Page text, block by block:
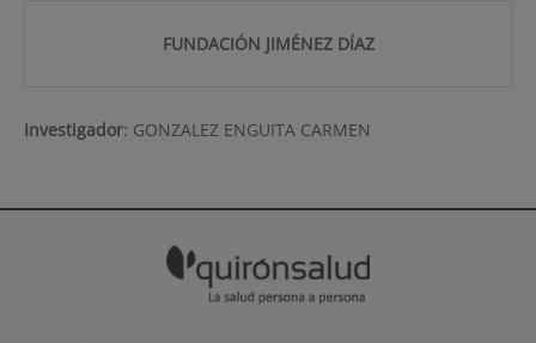
FUNDACIÓN JIMÉNEZ DÍAZ
Investigador: GONZALEZ ENGUITA CARMEN